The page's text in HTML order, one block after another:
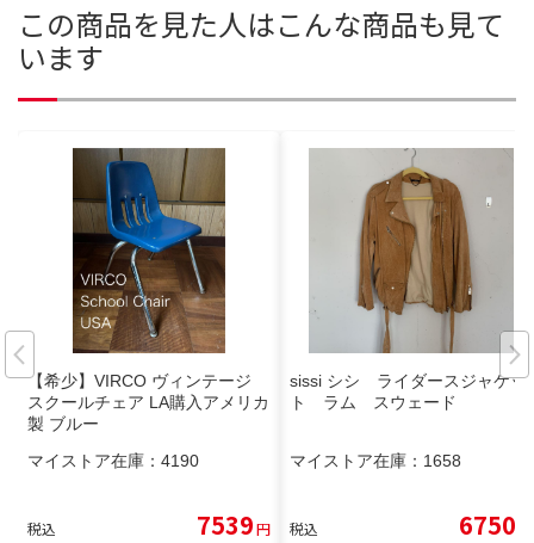
この商品を見た人はこんな商品も見て
います
【希少】VIRCO ヴィンテージ
スクールチェア LA購入アメリカ
製 ブルー
マイストア在庫： 4190
税込 7539円
sissi シシ ライダースジャケッ
ト ラム スウェード
マイストア在庫： 1658
税込 6750